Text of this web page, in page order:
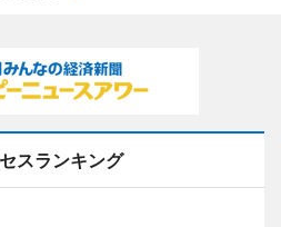
スランキング